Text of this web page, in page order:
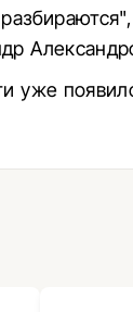
уже